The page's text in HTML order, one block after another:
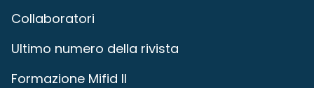
Collaboratori
Ultimo numero della rivista
Formazione Mifid II